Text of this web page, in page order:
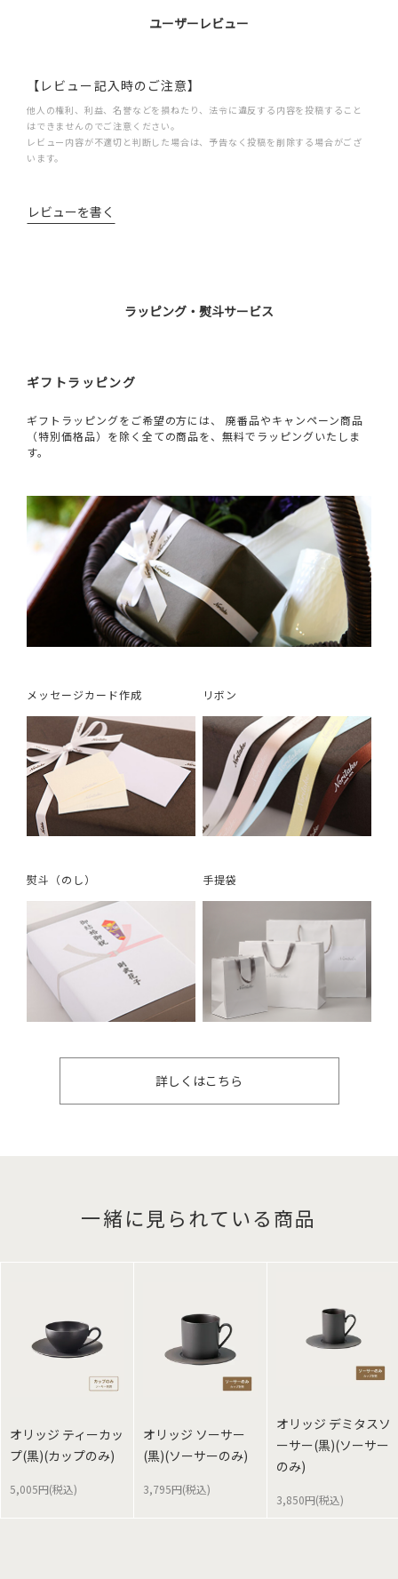
ユーザーレビュー
【レビュー記入時のご注意】
他人の権利、利益、名誉などを損ねたり、法令に違反する内容を投稿すること
はできませんのでご注意ください。
レビュー内容が不適切と判断した場合は、予告なく投稿を削除する場合がござ
います。
レビューを書く
ラッピング・熨斗サービス
ギフトラッピング
ギフトラッピングをご希望の方には、 廃番品やキャンペーン商品
（特別価格品）を除く全ての商品を、無料でラッピングいたしま
す。
メッセージカード作成 リボン
熨斗（のし） 手提袋
詳しくはこちら
一緒に見られている商品
オリッジ ティーカッ
プ(黒)(カップのみ)
5,005円(税込)
オリッジ ソーサー
(黒)(ソーサーのみ)
3,795円(税込)
オリッジ デミタスソ
ーサー(黒)(ソーサー
のみ)
3,850円(税込)